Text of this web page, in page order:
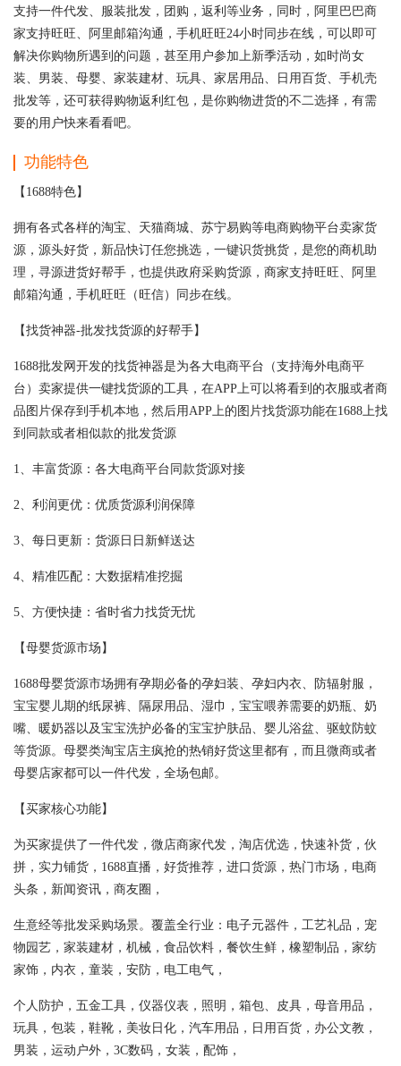
支持一件代发、服装批发，团购，返利等业务，同时，阿里巴巴商
家支持旺旺、阿里邮箱沟通，手机旺旺24小时同步在线，可以即可
解决你购物所遇到的问题，甚至用户参加上新季活动，如时尚女
装、男装、母婴、家装建材、玩具、家居用品、日用百货、手机壳
批发等，还可获得购物返利红包，是你购物进货的不二选择，有需
要的用户快来看看吧。
功能特色
【1688特色】
拥有各式各样的淘宝、天猫商城、苏宁易购等电商购物平台卖家货
源，源头好货，新品快订任您挑选，一键识货挑货，是您的商机助
理，寻源进货好帮手，也提供政府采购货源，商家支持旺旺、阿里
邮箱沟通，手机旺旺（旺信）同步在线。
【找货神器-批发找货源的好帮手】
1688批发网开发的找货神器是为各大电商平台（支持海外电商平
台）卖家提供一键找货源的工具，在APP上可以将看到的衣服或者商
品图片保存到手机本地，然后用APP上的图片找货源功能在1688上找
到同款或者相似款的批发货源
1、丰富货源：各大电商平台同款货源对接
2、利润更优：优质货源利润保障
3、每日更新：货源日日新鲜送达
4、精准匹配：大数据精准挖掘
5、方便快捷：省时省力找货无忧
【母婴货源市场】
1688母婴货源市场拥有孕期必备的孕妇装、孕妇内衣、防辐射服，
宝宝婴儿期的纸尿裤、隔尿用品、湿巾，宝宝喂养需要的奶瓶、奶
嘴、暖奶器以及宝宝洗护必备的宝宝护肤品、婴儿浴盆、驱蚊防蚊
等货源。母婴类淘宝店主疯抢的热销好货这里都有，而且微商或者
母婴店家都可以一件代发，全场包邮。
【买家核心功能】
为买家提供了一件代发，微店商家代发，淘店优选，快速补货，伙
拼，实力铺货，1688直播，好货推荐，进口货源，热门市场，电商
头条，新闻资讯，商友圈，
生意经等批发采购场景。覆盖全行业：电子元器件，工艺礼品，宠
物园艺，家装建材，机械，食品饮料，餐饮生鲜，橡塑制品，家纺
家饰，内衣，童装，安防，电工电气，
个人防护，五金工具，仪器仪表，照明，箱包、皮具，母音用品，
玩具，包装，鞋靴，美妆日化，汽车用品，日用百货，办公文教，
男装，运动户外，3C数码，女装，配饰，